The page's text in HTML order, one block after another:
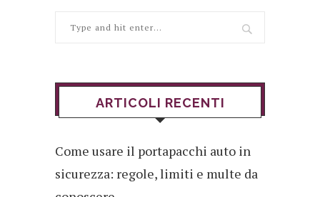
ARTICOLI RECENTI
Come usare il portapacchi auto in
sicurezza: regole, limiti e multe da